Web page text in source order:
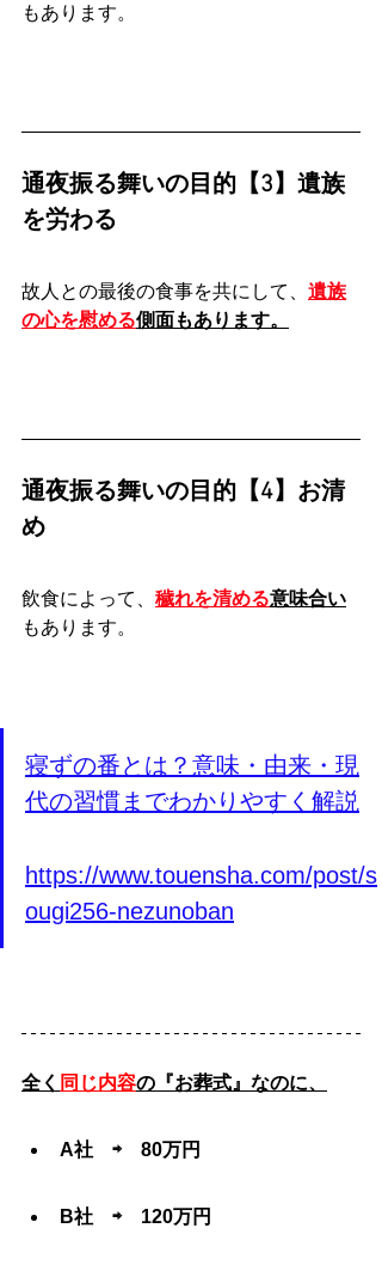
もあります。
通夜振る舞いの目的【3】遺族
を労わる
故人との最後の食事を共にして、 遺族
の心を慰める側面もあります。
通夜振る舞いの目的【4】お清
め
飲食によって、 穢れを清める意味合い
もあります。
寝ずの番とは？意味・由来・現
代の習慣までわかりやすく解説
https://www.touensha.com/post/s
ougi256-nezunoban
全く 同じ内容の『お葬式』なのに、
A社　⇨　80万円
B社　⇨　120万円